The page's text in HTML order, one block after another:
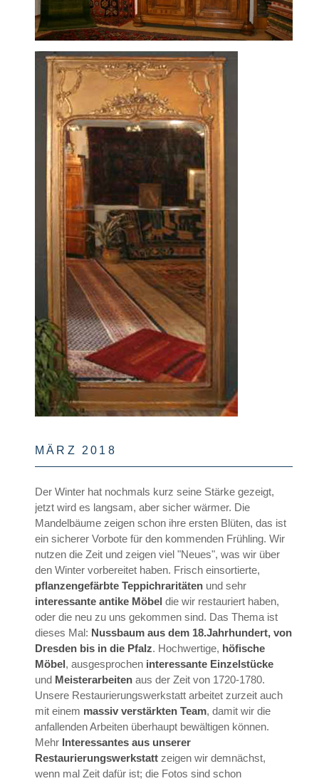
MÄRZ 2018
Der Winter hat nochmals kurz seine Stärke gezeigt,
jetzt wird es langsam, aber sicher wärmer. Die
Mandelbäume zeigen schon ihre ersten Blüten, das ist
ein sicherer Vorbote für den kommenden Frühling. Wir
nutzen die Zeit und zeigen viel "Neues", was wir über
den Winter vorbereitet haben. Frisch einsortierte,
pflanzengefärbte Teppichraritäten und sehr
interessante antike Möbel die wir restauriert haben,
oder die neu zu uns gekommen sind. Das Thema ist
dieses Mal: Nussbaum aus dem 18.Jahrhundert, von
Dresden bis in die Pfalz. Hochwertige, höfische
Möbel, ausgesprochen interessante Einzelstücke
und Meisterarbeiten aus der Zeit von 1720-1780.
Unsere Restaurierungswerkstatt arbeitet zurzeit auch
mit einem massiv verstärkten Team, damit wir die
anfallenden Arbeiten überhaupt bewältigen können.
Mehr Interessantes aus unserer
Restaurierungswerkstatt zeigen wir demnächst,
wenn mal Zeit dafür ist; die Fotos sind schon